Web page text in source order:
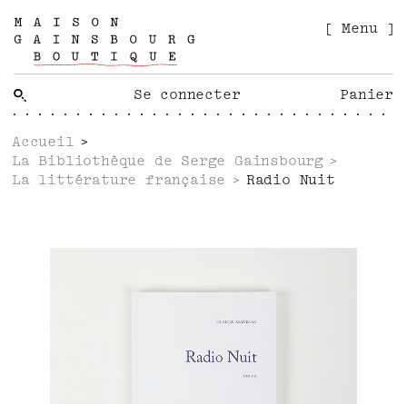
Se connecter Panier
[ Menu ]
Accueil
La Bibliothèque de Serge Gainsbourg
La littérature française
Radio Nuit